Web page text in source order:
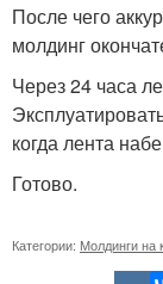
После чего
молдинг
Через 24 часа
когда лента
Готово.
Категории: Молдинги на